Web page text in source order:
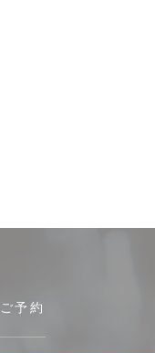
ご予約